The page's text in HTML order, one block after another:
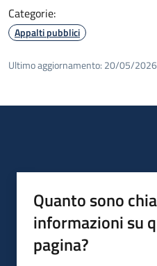
Categorie:
Appalti pubblici
Ultimo aggiornamento: 20/05/
Quanto sono
informazioni su
pagina?